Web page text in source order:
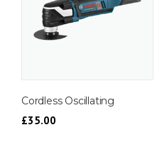
Cordless Oscillating
£35.00